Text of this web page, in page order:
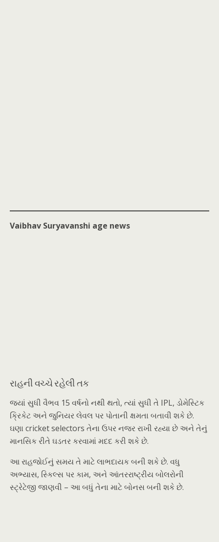
Vaibhav Suryavanshi age news
રાહની વચ્ચે રહેલી તક
જ્યાં સુધી વૈભવ 15 વર્ષનો નથી થતો, ત્યાં સુધી તે IPL, ડોમેસ્ટિક
ક્રિકેટ અને જુનિયર લેવલ પર પોતાની ક્ષમતા બતાવી શકે છે.
ઘણા cricket selectors તેના ઉપર નજર રાખી રહ્યા છે અને તેનું
માનસિક રીતે ઘડતર કરવામાં મદદ કરી શકે છે.
આ રાહજોઈનું સમય તે માટે લાભદાયક બની શકે છે. વધુ
અભ્યાસ, સ્કિલ્સ પર કામ, અને આંતરરાષ્ટ્રીય બોલરોની
સ્ટ્રેટેજી જાણવી – આ બધું તેના માટે બોનસ બની શકે છે.